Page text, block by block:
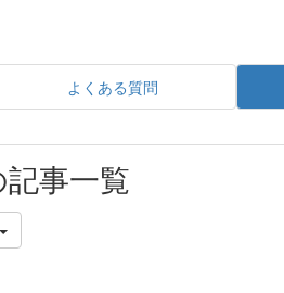
よくある質問
事一覧